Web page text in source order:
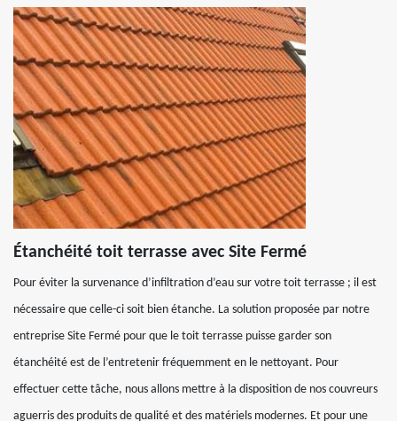
Étanchéité toit terrasse avec Site Fermé
Pour éviter la survenance d’infiltration d’eau sur votre toit terrasse ; il est
nécessaire que celle-ci soit bien étanche. La solution proposée par notre
entreprise Site Fermé pour que le toit terrasse puisse garder son
étanchéité est de l’entretenir fréquemment en le nettoyant. Pour
effectuer cette tâche, nous allons mettre à la disposition de nos couvreurs
aguerris des produits de qualité et des matériels modernes. Et pour une